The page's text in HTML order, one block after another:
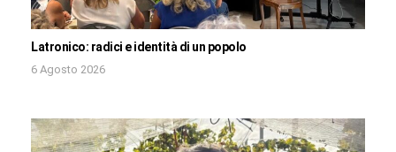
Latronico: radici e identità di un popolo
6 Agosto 2026